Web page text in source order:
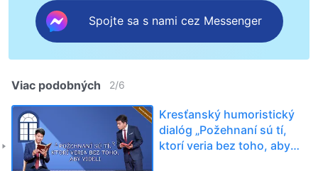
Spojte sa s nami cez Messenger
Viac podobných 2/6
Kresťanský humoristický
dialóg „Požehnaní sú tí,
ktorí veria bez toho, aby